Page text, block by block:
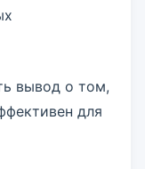
вывод о том,
для